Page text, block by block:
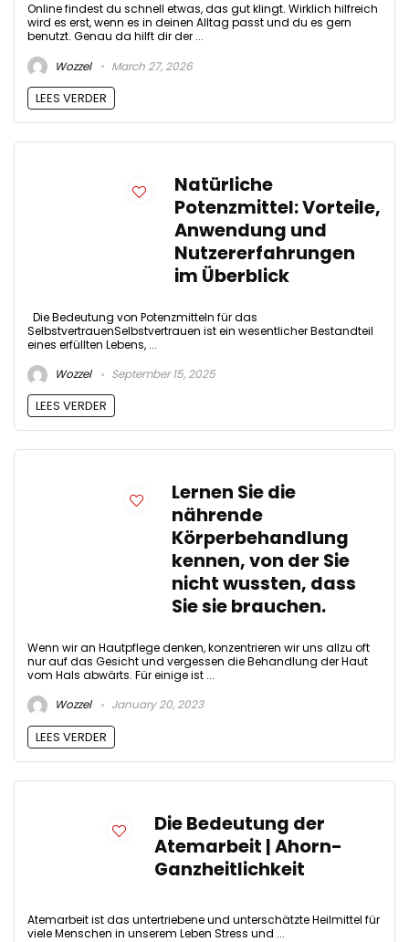
Online findest du schnell etwas, das gut klingt. Wirklich hilfreich
wird es erst, wenn es in deinen Alltag passt und du es gern
benutzt. Genau da hilft dir der ...
Wozzel
March 27, 2026
LEES VERDER
Natürliche
Potenzmittel: Vorteile,
Anwendung und
Nutzererfahrungen
im Überblick
Die Bedeutung von Potenzmitteln für das
SelbstvertrauenSelbstvertrauen ist ein wesentlicher Bestandteil
eines erfüllten Lebens, ...
Wozzel
September 15, 2025
LEES VERDER
Lernen Sie die
nährende
Körperbehandlung
kennen, von der Sie
nicht wussten, dass
Sie sie brauchen.
Wenn wir an Hautpflege denken, konzentrieren wir uns allzu oft
nur auf das Gesicht und vergessen die Behandlung der Haut
vom Hals abwärts. Für einige ist ...
Wozzel
January 20, 2023
LEES VERDER
Die Bedeutung der
Atemarbeit | Ahorn-
Ganzheitlichkeit
Atemarbeit ist das untertriebene und unterschätzte Heilmittel für
viele Menschen in unserem Leben Stress und ...